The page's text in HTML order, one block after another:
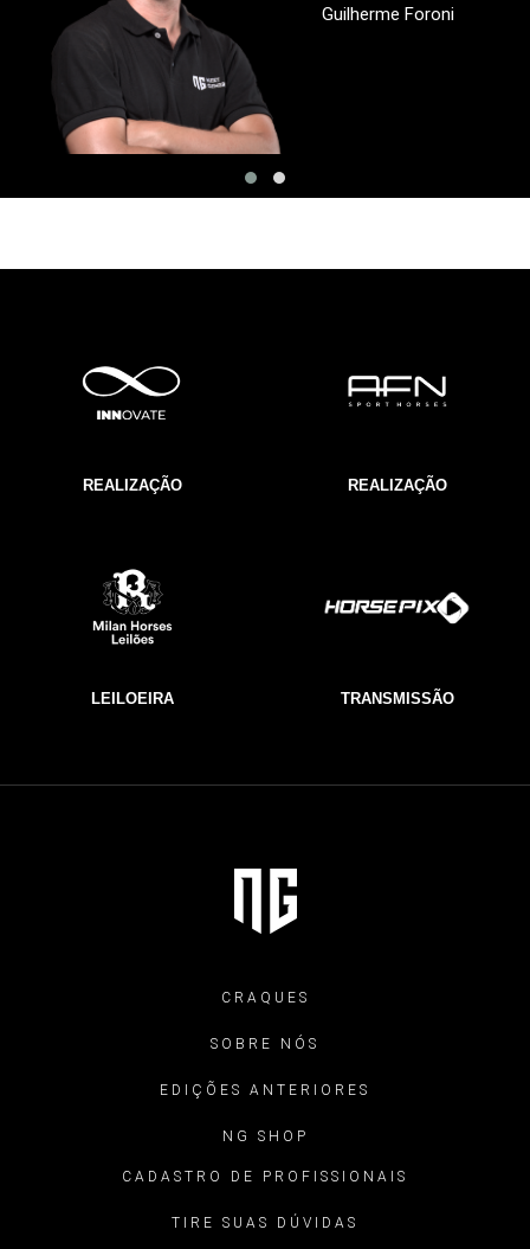
Guilherme Foroni
REALIZAÇÃO REALIZAÇÃO
LEILOEIRA TRANSMISSÃO
CRAQUES
SOBRE NÓS
EDIÇÕES ANTERIORES
NG SHOP
CADASTRO DE PROFISSIONAIS
TIRE SUAS DÚVIDAS